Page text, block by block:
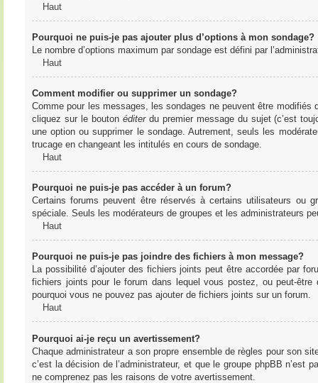
Haut
Pourquoi ne puis-je pas ajouter plus d’options à mon sondage?
Le nombre d’options maximum par sondage est défini par
Haut
Comment modifier ou supprimer un sondage?
Comme pour les messages, les sondages ne peuvent être modifiés
cliquez sur le bouton éditerdu premier message du sujet (c’est
une option ou supprimer le sondage. Autrement, seuls les
trucage en changeant les intitulés en cours de sondage.
Haut
Pourquoi ne puis-je pas accéder à un forum?
Certains forums peuvent être réservés à certains utilisateurs ou
spéciale. Seuls les modérateurs de groupes et les administrateurs
Haut
Pourquoi ne puis-je pas joindre des fichiers à mon message?
La possibilité d’ajouter des fichiers joints peut être accordée par
fichiers joints pour le forum dans lequel vous postez, ou peut-
pourquoi vous ne pouvez pas ajouter de fichiers joints sur un forum.
Haut
Pourquoi ai-je reçu un avertissement?
Chaque administrateur a son propre ensemble de règles pour son
c’est la décision de l’administrateur, et que le groupe phpBB n’est
ne comprenez pas les raisons de votre avertissement.